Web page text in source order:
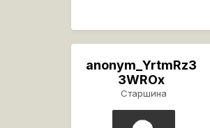
anonym_YrtmRz3
3WROx
Старшина